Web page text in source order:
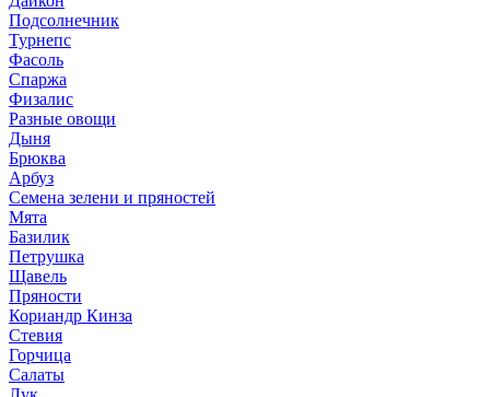
Подсолнечник
Турнепс
Фасоль
Спаржа
Физалис
Разные овощи
Дыня
Брюква
Арбуз
Семена зелени и пряностей
Мята
Базилик
Петрушка
Щавель
Пряности
Кориандр Кинза
Стевия
Горчица
Салаты